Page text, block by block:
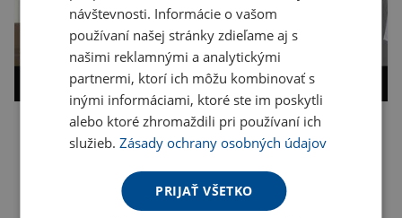
Kopírovať odkaz
návštevnosti. Informácie o vašom
používaní našej stránky zdieľame aj s
našimi reklamnými a analytickými
partnermi, ktorí ich môžu kombinovať s
inými informáciami, ktoré ste im poskytli
alebo ktoré zhromaždili pri používaní ich
služieb.Zásady ochrany osobných údajov
PRIJAŤ VŠETKO